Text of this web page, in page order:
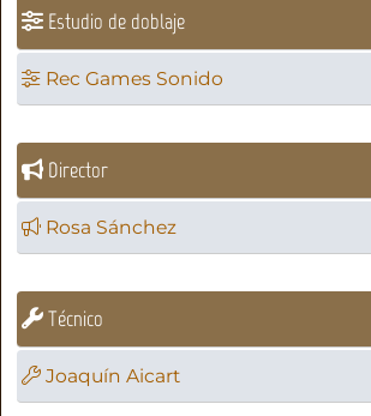
Estudio de doblaje
Rec Games Sonido
Director
Rosa Sánchez
Técnico
Joaquín Aicart